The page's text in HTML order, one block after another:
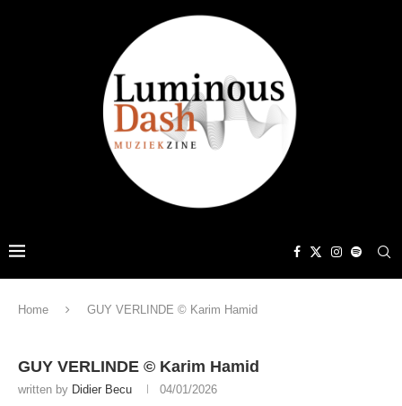
Home GUY VERLINDE © Karim Hamid
GUY VERLINDE © Karim Hamid
written by Didier Becu 04/01/2026